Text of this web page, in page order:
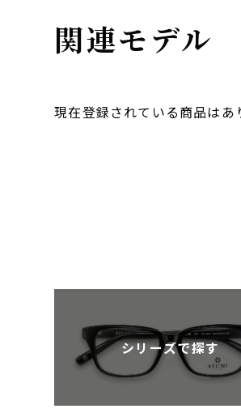
関連モデル
現在登録されている商品はあ
シリーズで探す